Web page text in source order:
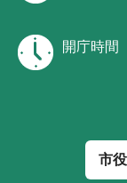
開庁時間
市